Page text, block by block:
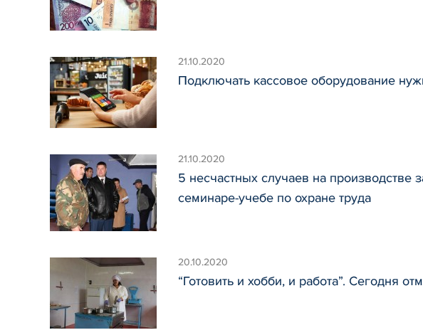
21.10.2020
Подключать кассовое оборудование
21.10.2020
5 несчастных случаев на производстве
семинаре-учебе по охране труда
20.10.2020
“Готовить и хобби, и работа”. Сегодня